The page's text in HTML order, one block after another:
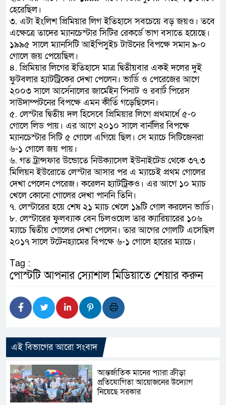
হেরেছিল।
৩. এটা ইংলিশ প্রিমিয়ার লিগ ইতিহাসে সবচেয়ে বড় জয়ও। তবে
এক্ষেত্রে তাদের ম্যানচেস্টার সিটির রেকর্ডে ভাগ বসাতে হয়েছে।
১৯৯৫ সালে ম্যানসিটি আইপিসুইচ টাউনের বিপক্ষে সমান ৯-০
গোলে জয় পেয়েছিল।
৪. প্রিমিয়ার লিগের ইতিহাসে মাত্র দ্বিতীয়বার একই দলের দুই
ফুটবলার হ্যাটট্রিকের দেখা পেলেন। ভার্ডি ও পেরেজের আগে
২০০৩ সালে আর্সেনালের জার্মেইন পিনাট ও রবার্ট পিরেস
সাউদাম্পটনের বিপক্ষে এমন কীর্তি গড়েছিলেন।
৫. লেস্টার দ্বিতীয় দল হিসেবে প্রিমিয়ার লিগে প্রথমার্ধে ৫-০
গোলে লিড পায়। এর আগে ২০১০ সালে বার্নলির বিপক্ষে
ম্যানচেস্টার সিটি ৫ গোলে এগিয়ে ছিল। সে ম্যাচে সিটিজেনরা
৬-১ গোলে জয় পায়।
৬. গত ট্রান্সফার উন্ডোতে নিউক্যাসেল ইউনাইটেড থেকে ৩৭.৩
মিলিয়ন ইউরোতে লেস্টার আসার পর এ ম্যাচেই প্রথম গোলের
দেখা পেলেন পেরেজ। করেলন হ্যাটট্রিকও। এর আগে ১০ ম্যাচ
খেলে কোনো গোলের দেখা পাননি তিনি।
৭. লেস্টারের হয়ে শেষ ২১ ম্যাচ খেলে ১৯টি গোল করলেন ভার্ডি।
৮. লেস্টারের ফুলব্যাক বেন চিলওয়েল তার ক্যারিয়ারের ১০৬
ম্যাচে দ্বিতীয় গোলের দেখা পেলেন। তার আগের গোলটি এসেছিল
২০১৭ সালে টটেনহ্যামের বিপক্ষে ৬-১ গোলে হারের ম্যাচে।
Tag :
পোস্টটি আপনার স্যোশাল মিডিয়াতে শেয়ার করুন
এই বিভাগের আরো সংবাদ
আন্তর্জাতিক মানের প্যারা ক্রীড়া
প্রতিযোগিতা আয়োজনের উদ্যোগ
নিয়েছে সরকার